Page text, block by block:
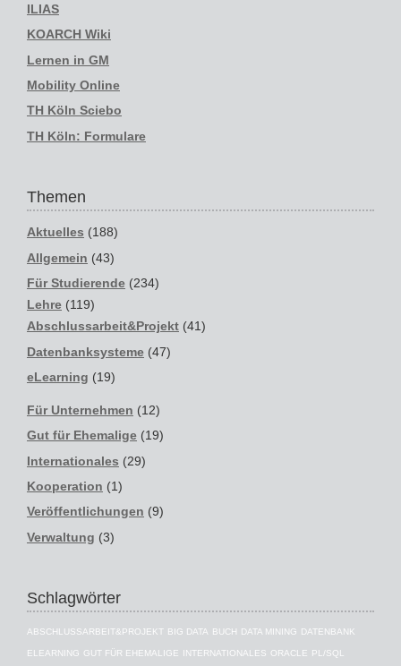
ILIAS
KOARCH Wiki
Lernen in GM
Mobility Online
TH Köln Sciebo
TH Köln: Formulare
Themen
Aktuelles (188)
Allgemein (43)
Für Studierende (234)
Lehre (119)
Abschlussarbeit&Projekt (41)
Datenbanksysteme (47)
eLearning (19)
Für Unternehmen (12)
Gut für Ehemalige (19)
Internationales (29)
Kooperation (1)
Veröffentlichungen (9)
Verwaltung (3)
Schlagwörter
ABSCHLUSSARBEIT&PROJEKT BIG DATA BUCH DATA MINING DATENBANK
ELEARNING GUT FÜR EHEMALIGE INTERNATIONALES ORACLE PL/SQL